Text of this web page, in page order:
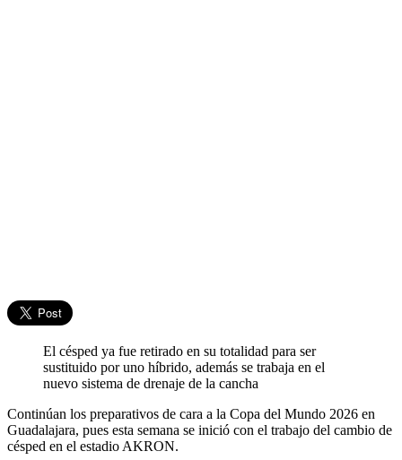
El césped ya fue retirado en su totalidad para ser
sustituido por uno híbrido, además se trabaja en el
nuevo sistema de drenaje de la cancha
Continúan los preparativos de cara a la Copa del Mundo 2026 en
Guadalajara, pues esta semana se inició con el trabajo del cambio de
césped en el estadio AKRON.